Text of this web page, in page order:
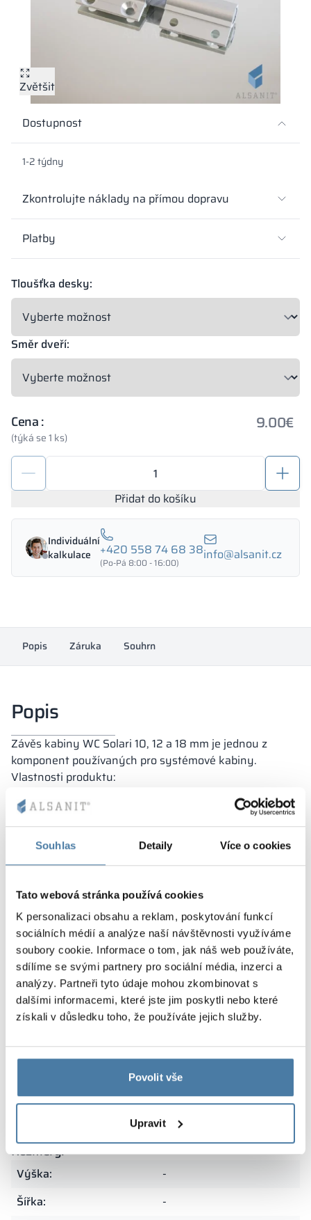
Souhlas Detaily Více o cookies
Tato webová stránka používá cookies
K personalizaci obsahu a reklam, poskytování funkcí
sociálních médií a analýze naší návštěvnosti využíváme
soubory cookie. Informace o tom, jak náš web používáte,
sdílíme se svými partnery pro sociální média, inzerci a
analýzy. Partneři tyto údaje mohou zkombinovat s
dalšími informacemi, které jste jim poskytli nebo které
získali v důsledku toho, že používáte jejich služby.
Povolit vše
Upravit
Kovové skříně
Lavičky a šatny
Zámky pro
Oddíly
Lamely
Altus
Skříně typu L
Úplná nabídka
Služby
Schválení,
Materiály a
Mapa realizací
Galerie realizací
Zvětšit
Dostupnost
1-2 týdny
Zkontrolujte náklady na přímou dopravu
Platby
Tloušťka desky:
Směr dveří:
Cena :
(týká se 1 ks)
9.00€
Závěs
10,
12
a
množství
Přidat do košíku
Individuální
kalkulace
+420 558 74 68 38
(Po-Pá 8:00 - 16:00) info@alsanit.cz
Popis Záruka Souhrn
Popis
Závěs kabiny WC Solari 10, 12 a 18 mm je jednou z
komponent používaných pro systémové kabiny.
Vlastnosti produktu:
připevněné k úzkému okraji panelu,
gravitační samočinné zavírání.
určeno pro tloušťky desek 10, 12 a 18 mm.
Záruka
Naše skříňky jsou pokryty zárukou a vyráběny v Polsku
z nejkvalitnějších materiálů. Díky tomu se vyznačují
výjimečnou trvanlivostí a odolností vůči intenzivnímu
zajišťují, že jsou skvělou volbou pro náročné prostory.
Souhrn
Rozměry:
Výška:
-
Šířka:
-